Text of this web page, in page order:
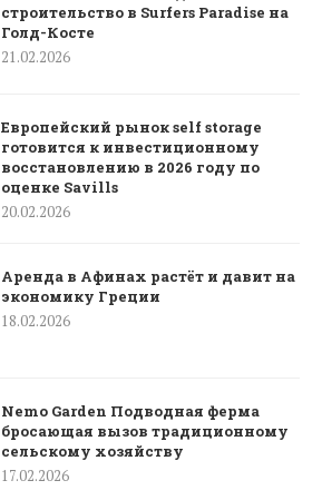
строительство в Surfers Paradise на
Голд-Косте
21.02.2026
Европейский рынок self storage
готовится к инвестиционному
восстановлению в 2026 году по
оценке Savills
20.02.2026
Аренда в Афинах растёт и давит на
экономику Греции
18.02.2026
Nemo Garden Подводная ферма
бросающая вызов традиционному
сельскому хозяйству
17.02.2026